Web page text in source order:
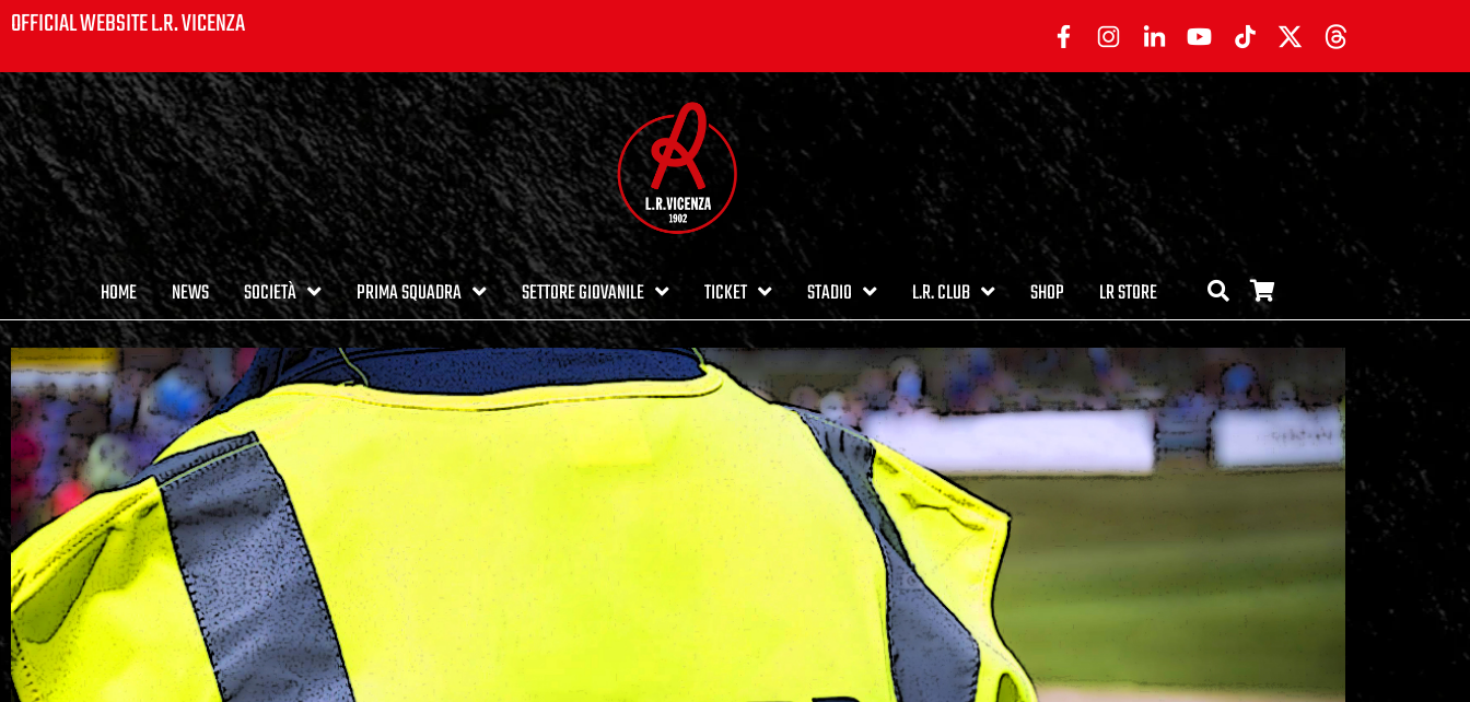
OFFICIAL WEBSITE L.R. VICENZA
HOME NEWS SOCIETÀ PRIMA SQUADRA SETTORE GIOVANILE TICKET STADIO L.R. CLUB SHOP LR STORE